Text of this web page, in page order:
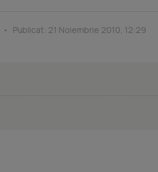
Publicat: 21 Noiembrie 2010, 12:29